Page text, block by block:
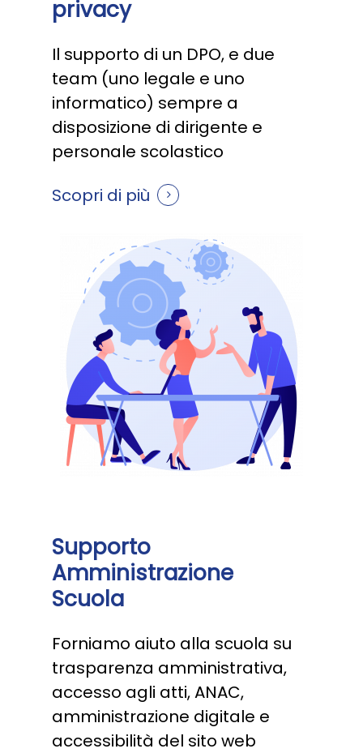
privacy
Il supporto di un DPO, e due
team (uno legale e uno
informatico) sempre a
disposizione di dirigente e
personale scolastico
Scopri di più
Supporto
Amministrazione
Scuola
Forniamo aiuto alla scuola su
trasparenza amministrativa,
accesso agli atti, ANAC,
amministrazione digitale e
accessibilità del sito web